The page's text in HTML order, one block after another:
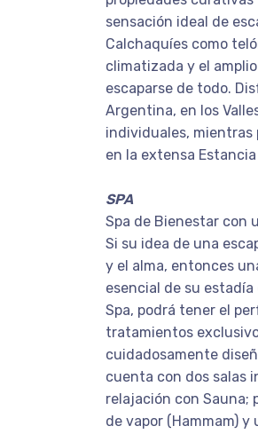
sensación ideal de
Calchaquíes como
climatizada y el
escaparse de todo.
Argentina, en los
individuales, mientras
en la extensa
SPA
Spa de Bienestar con
Si su idea de una
y el alma, entonces
esencial de su
Spa, podrá tener el
tratamientos
cuidadosamente
cuenta con dos salas
relajación con Sauna;
de vapor (Hammam)